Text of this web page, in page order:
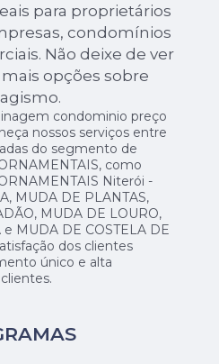
para proprietários
condomínios
Não deixe de ver
opções sobre
condominio preço
nossos serviços entre
do segmento de
como
Niterói -
MUDA DE PLANTAS,
MUDA DE LOURO,
MUDA DE COSTELA DE
dos clientes
único e alta